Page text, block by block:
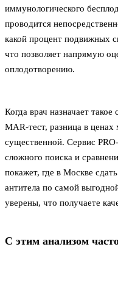
иммунологического
проводится
какой процент подвижных
что позволяет напрямую
оплодотворению.
Когда врач назначает
MAR-тест, разница в
существенной. Сервис
сложного поиска и
покажет, где в Москве
антитела по самой
уверены, что получаете
С этим анализом